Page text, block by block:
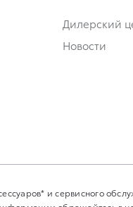
Дилерский
Новости
и сервисного